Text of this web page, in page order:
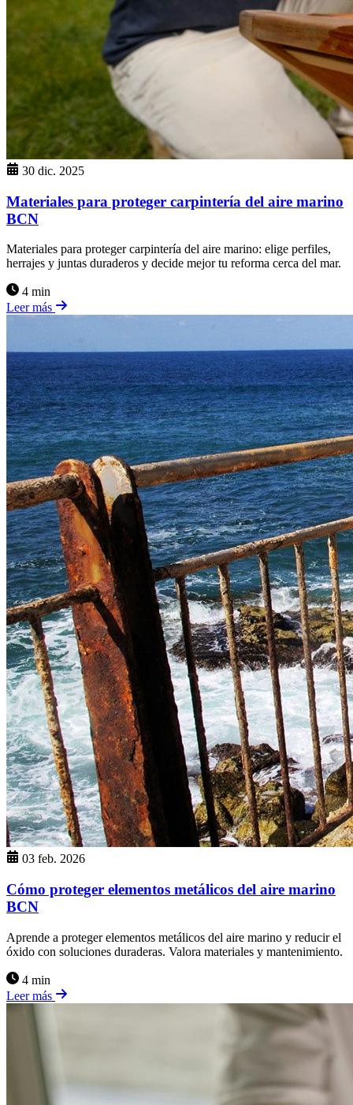
30 dic. 2025
Materiales para proteger carpintería del aire marino
BCN
Materiales para proteger carpintería del aire marino: elige perfiles,
herrajes y juntas duraderos y decide mejor tu reforma cerca del mar.
4 min
Leer más
03 feb. 2026
Cómo proteger elementos metálicos del aire marino
BCN
Aprende a proteger elementos metálicos del aire marino y reducir el
óxido con soluciones duraderas. Valora materiales y mantenimiento.
4 min
Leer más